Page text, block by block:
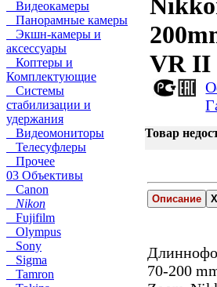
Видеокамеры
Панорамные камеры
Экшн-камеры и
аксессуары
Коптеры и
Комплектующие
Системы
стабилизации и
удержания
Видеомониторы
Телесуфлеры
Прочее
03 Объективы
Canon
Nikon
Fujifilm
Olympus
Sony
Sigma
Tamron
VR II
Товар
Описание
70-200